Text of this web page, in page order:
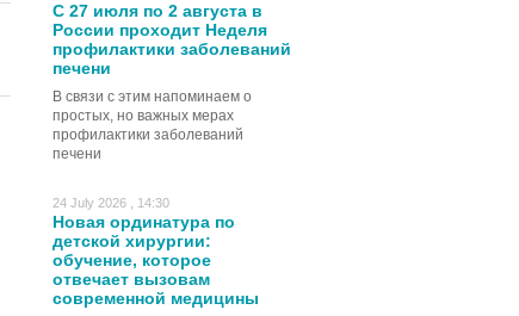
С 27 июля по 2 августа в
России проходит Неделя
профилактики заболеваний
печени
В связи с этим напоминаем о
простых, но важных мерах
профилактики заболеваний
печени
24 July 2026 , 14:30
Новая ординатура по
детской хирургии:
обучение, которое
отвечает вызовам
современной медицины